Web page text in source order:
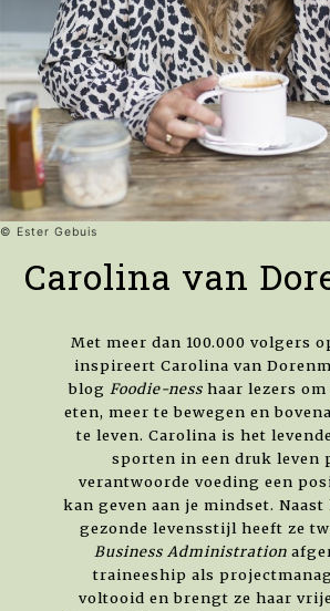
© Ester Gebuis
Carolina van
Met meer dan 100.000 volgers
inspireert Carolina van
blog Foodie-ness haar lezers
eten, meer te bewegen en
te leven. Carolina is het
sporten in een druk leven
verantwoorde voeding een
kan geven aan je mindset.
gezonde levensstijl heeft ze
Business Administration
traineeship als
voltooid en brengt ze haar